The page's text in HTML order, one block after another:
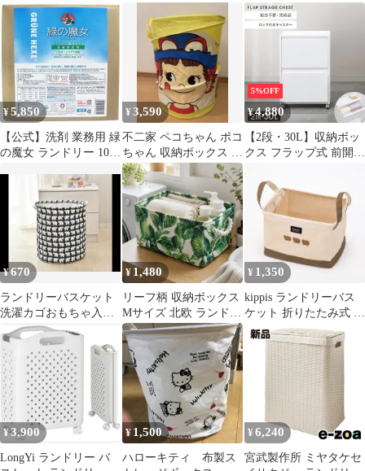
納ボックス 洗濯かご
品セット
収納ボックス
¥5,850
【公式】洗剤 業務用 緑
の魔女 ランドリー 10L
ス入 洗濯洗剤 洗濯 パ
イプクリーナー 排水管
掃除 液体洗剤 襟汚れ
¥3,590
不二家 ペコちゃん ポコ
ちゃん 収納ボックス ラ
ンドリーバスケット
5%OFF
¥4,880
【2段・30L】収納ボッ
クス フラップ式 前開き
リム 縦型 ゴミ箱 分別
ダストボックス ごみ箱
収納ケース プラスチッ
ク キッチン 隙間収納
薄型 収納 ランドリー収
納 省スペース キャスタ
ー付 FLC2
¥670
ランドリーバスケット
洗濯カゴおもちゃ入れ
日用品大容量多機能
¥ 1,480
リーフ柄 収納ボックス
Mサイズ 北欧 ランドリ
ー収納
¥ 1,350
kippis ランドリーバス
ケット 折りたたみ式 収
納ボックス
¥3,900
LongYi ランドリー バ
¥ 1,500
ハローキティ 布製ス
¥ 6,240
宮武製作所 ミヤタケセ